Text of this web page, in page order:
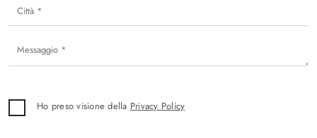
Ho preso visione della Privacy Policy